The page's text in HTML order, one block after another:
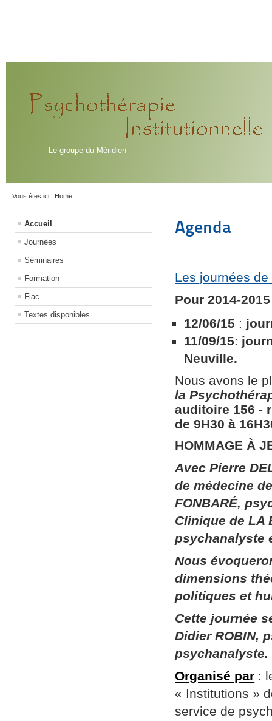
Le groupe du Méridien
Vous êtes ici : Home
Accueil
Journées
Séminaires
Formation
Fiac
Textes disponibles
Agenda
Les journées
Pour 2014-
12/06/15 :
11/09/15:
Neuville.
Nous avons le
la
auditoire 156​ ​-
de 9H30 à
HOMMAGE À
Avec Pierre
de médecine
FONBARÉ,
Clinique de LA
psychanalyste
Nous
dimensions
politiques et
Cette journée
Didier ROBIN,
psychanalyste.
Organisé par :
« Institutions »
service de